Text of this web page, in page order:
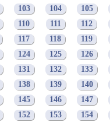
103 104 105
110 111 112
117 118 119
124 125 126
131 132 133
138 139 140
145 146 147
152 153 154